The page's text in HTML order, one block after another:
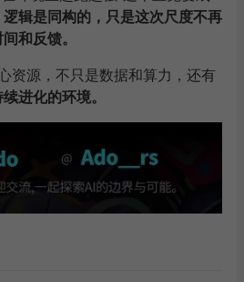
逻辑是同构的，只是这次尺度不再
和反馈。
资源，不只是数据和算力，还有
进化的环境。